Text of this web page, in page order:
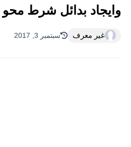
وايجاد بدائل شرط محو
غير معرف سبتمبر 3, 2017